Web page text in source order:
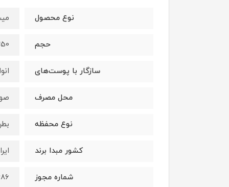
نوع محصول
حجم 250
سازگار با پوست‌های
محل مصرف
نوع محفظه
کشور مبدا برند
شماره مجوز